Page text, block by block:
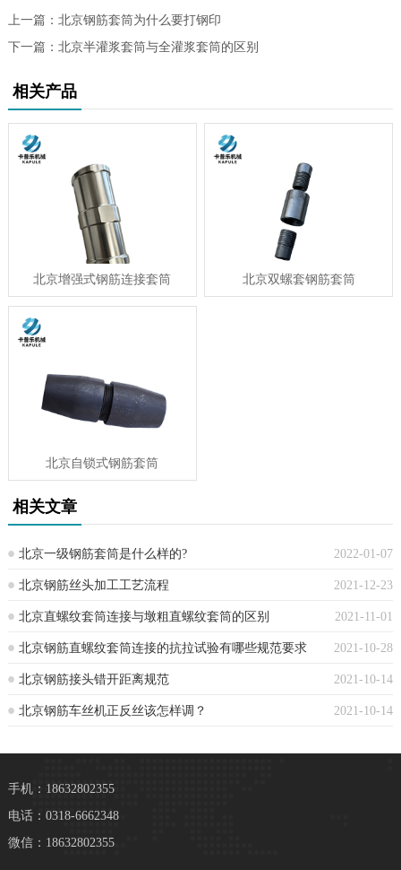
上一篇： 北京钢筋套筒为什么要打钢印
下一篇： 北京半灌浆套筒与全灌浆套筒的区别
相关产品
北京增强式钢筋连接套筒 北京双螺套钢筋套筒
北京自锁式钢筋套筒
相关文章
2022-01-07
北京一级钢筋套筒是什么样的?
2021-12-23
北京钢筋丝头加工工艺流程
2021-11-01
北京直螺纹套筒连接与墩粗直螺纹套筒的区别
2021-10-28
北京钢筋直螺纹套筒连接的抗拉试验有哪些规范要求
2021-10-14
北京钢筋接头错开距离规范
2021-10-14
北京钢筋车丝机正反丝该怎样调？
手机：18632802355
电话：0318-6662348
微信：18632802355